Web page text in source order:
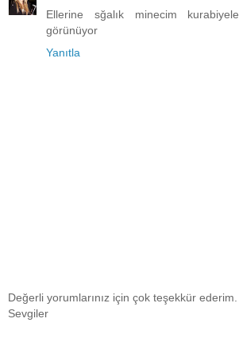
Ellerine sğalık minecim
görünüyor
Yanıtla
Değerli yorumlarınız için çok teşekkür ederim.
Sevgiler